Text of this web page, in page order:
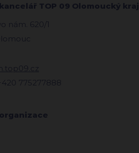
TOP 09 Olomoucký kraj
nám. 620/1
775277888